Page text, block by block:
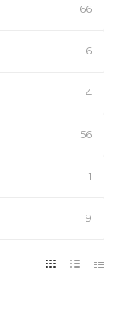
66
6
4
56
1
9